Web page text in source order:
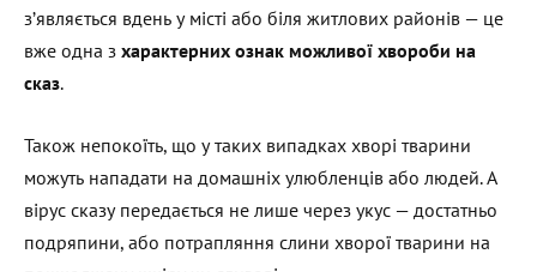
з’являється вдень у місті або біля житлових районів — це
вже одна з характерних ознак можливої хвороби на
сказ.
Також непокоїть, що у таких випадках хворі тварини
можуть нападати на домашніх улюбленців або людей. А
вірус сказу передається не лише через укус — достатньо
подряпини, або потрапляння слини хворої тварини на